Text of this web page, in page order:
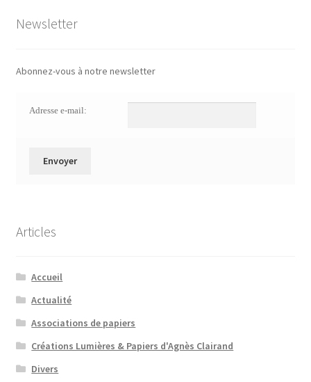
Newsletter
Abonnez-vous à notre newsletter
Adresse e-mail:
Articles
Accueil
Actualité
Associations de papiers
Créations Lumières & Papiers d'Agnès Clairand
Divers